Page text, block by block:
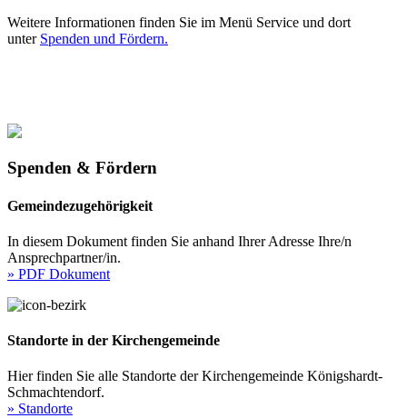
Weitere Informationen finden Sie im Menü Service und dort
unter Spenden und Fördern.
Spenden & Fördern
Gemeindezugehörigkeit
In diesem Dokument finden Sie anhand Ihrer Adresse Ihre/n
Ansprechpartner/in.
» PDF Dokument
Standorte in der Kirchengemeinde
Hier finden Sie alle Standorte der Kirchengemeinde Königshardt-
Schmachtendorf.
» Standorte